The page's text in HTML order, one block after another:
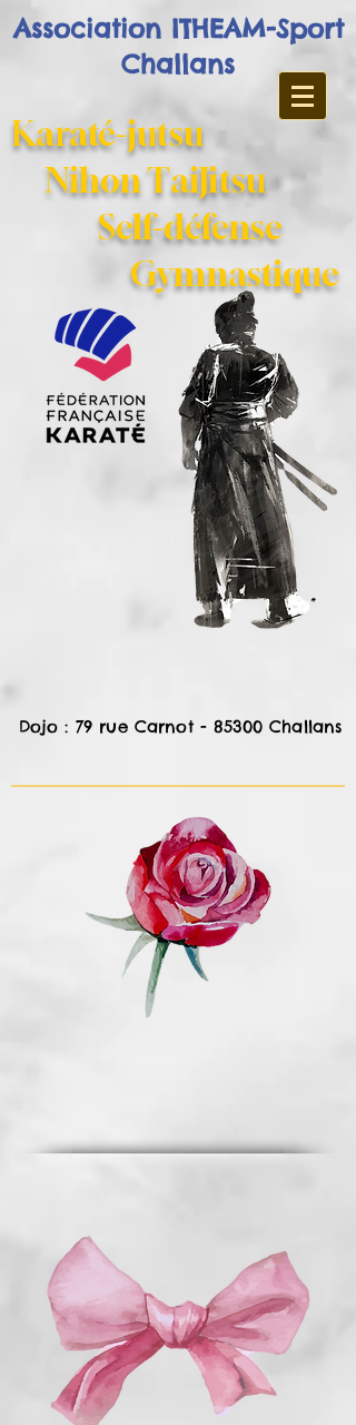
Association ITHEAM-Sport
Challans
Karaté-jutsu
Nihon TaiJitsu
Self-défense
Gymnastique
Dojo : 79 rue Carnot - 85300 Challans